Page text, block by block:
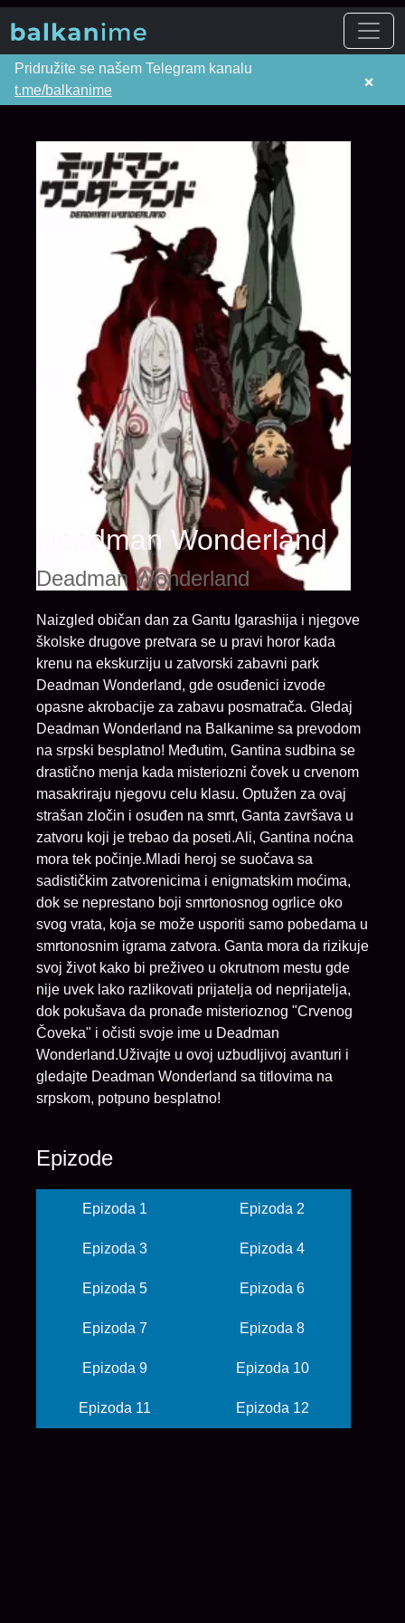
Pridružite se našem Telegram kanalu
t.me/balkanime
×
Deadman Wonderland
Deadman Wonderland
Naizgled običan dan za Gantu Igarashija i njegove
školske drugove pretvara se u pravi horor kada
krenu na ekskurziju u zatvorski zabavni park
Deadman Wonderland, gde osuđenici izvode
opasne akrobacije za zabavu posmatrača. Gledaj
Deadman Wonderland na Balkanime sa prevodom
na srpski besplatno! Međutim, Gantina sudbina se
drastično menja kada misteriozni čovek u crvenom
masakriraju njegovu celu klasu. Optužen za ovaj
strašan zločin i osuđen na smrt, Ganta završava u
zatvoru koji je trebao da poseti.Ali, Gantina noćna
mora tek počinje.Mladi heroj se suočava sa
sadističkim zatvorenicima i enigmatskim moćima,
dok se neprestano boji smrtonosnog ogrlice oko
svog vrata, koja se može usporiti samo pobedama u
smrtonosnim igrama zatvora. Ganta mora da rizikuje
svoj život kako bi preživeo u okrutnom mestu gde
nije uvek lako razlikovati prijatelja od neprijatelja,
dok pokušava da pronađe misterioznog "Crvenog
Čoveka" i očisti svoje ime u Deadman
Wonderland.Uživajte u ovoj uzbudljivoj avanturi i
gledajte Deadman Wonderland sa titlovima na
srpskom, potpuno besplatno!
Epizode
Epizoda 1 Epizoda 2
Epizoda 3 Epizoda 4
Epizoda 5 Epizoda 6
Epizoda 7 Epizoda 8
Epizoda 9 Epizoda 10
Epizoda 11 Epizoda 12